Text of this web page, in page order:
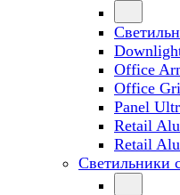
Office
Office
Panel
Retail
Retail
Светильники